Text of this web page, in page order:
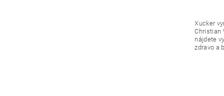
Xucker
Christian
nájdete
zdravo a